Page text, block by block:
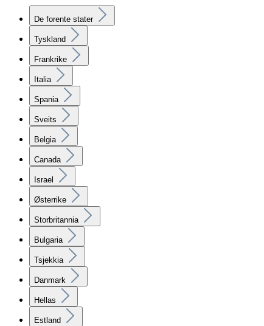
De forente stater
Tyskland
Frankrike
Italia
Spania
Sveits
Belgia
Canada
Israel
Østerrike
Storbritannia
Bulgaria
Tsjekkia
Danmark
Hellas
Estland